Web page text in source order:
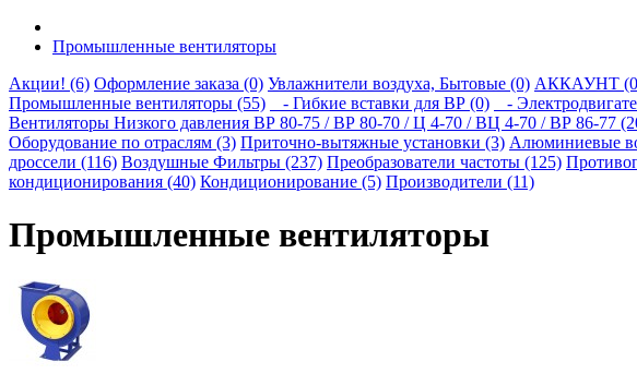
Промышленные вентиляторы
Акции! (6) Оформление заказа (0) Увлажнители воздуха, Бытовые (0) АККАУНТ
Промышленные вентиляторы (55)
- Гибкие вставки для ВР (0) -
Вентиляторы Низкого давления ВР 80-75 / ВР 80-70 / Ц 4-70 / ВЦ 4-70 / ВР 86-77
Оборудование по отраслям (3) Приточно-вытяжные установки (3) Алюминиевые
дроссели (116) Воздушные Фильтры (237) Преобразователи частоты (125)
кондиционирования (40) Кондиционирование (5) Производители (11)
Промышленные вентиляторы